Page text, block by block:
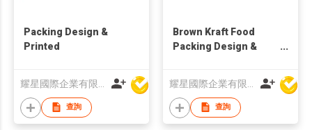
Packing Design &
Printed
查詢
Brown Kraft Food
Packing Design &
查詢